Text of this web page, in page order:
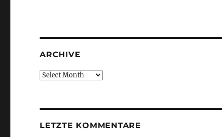
ARCHIVE
Archive
LETZTE KOMMENTARE